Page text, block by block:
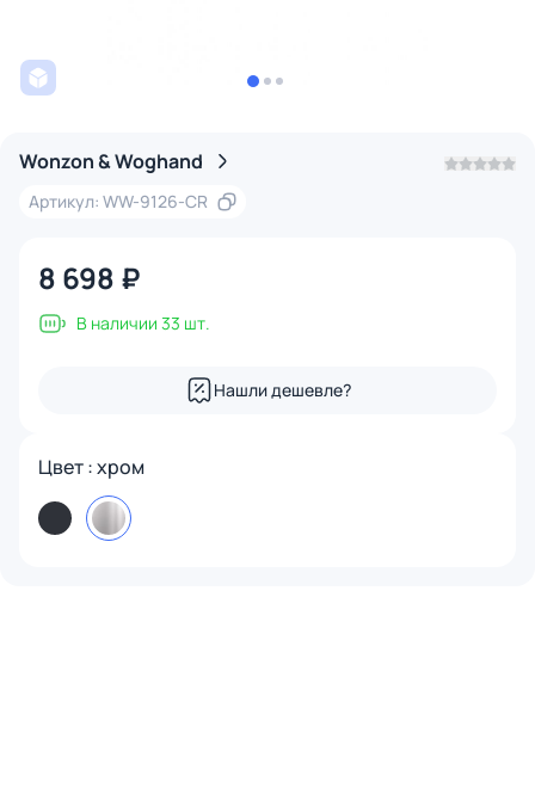
Wonzon & Woghand
Артикул: WW-9126-CR
8 698 ₽
В наличии 33 шт.
Нашли дешевле?
Цвет : хром